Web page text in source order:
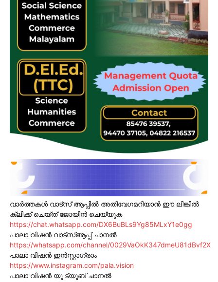
വാർത്തകൾ വാട്സ് ആപ്പിൽ അതിവേഗമറിയാൻ ഈ ലിങ്കിൽ
ക്ലിക്ക് ചെയ്ത് ജോയിൻ ചെയ്യുക
https://chat.whatsapp.com/DX6BuBLs9Yg85MLxY1e0gg
പാലാ വിഷൻ വാട്സ്ആപ്പ് ചാനൽ
https://whatsapp.com/channel/0029VaOkK347dmeU81dBvf2X
പാലാ വിഷൻ ഇൻസ്റ്റാഗ്രാം
https://www.instagram.com/pala.vision
പാലാ വിഷൻ യൂ ട്യൂബ് ചാനൽ